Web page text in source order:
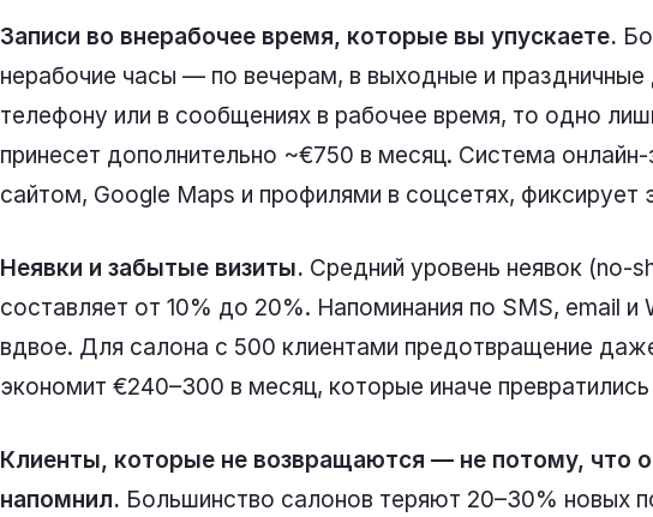
Записи во внерабочее время, которые вы упускаете.
нерабочие часы — по вечерам, в выходные и
телефону или в сообщениях в рабочее время, то одно
принесет дополнительно ~€750 в месяц. Система
сайтом, Google Maps и профилями в соцсетях, фиксирует
Неявки и забытые визиты. Средний уровень неявок (no-
составляет от 10% до 20%. Напоминания по SMS, email
вдвое. Для салона с 500 клиентами предотвращение
экономит €240–300 в месяц, которые иначе
Клиенты, которые не возвращаются — не потому, что
напомнил. Большинство салонов теряют 20–30% новых